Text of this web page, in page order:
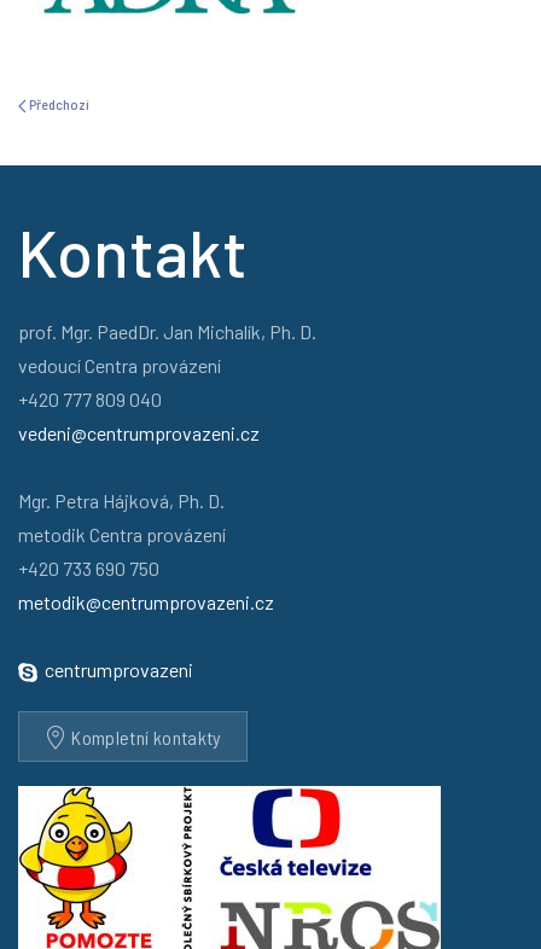
Předchozí
Kontakt
prof. Mgr. PaedDr. Jan Michalík, Ph. D.
vedoucí Centra provázení
+420 777 809 040
vedeni@centrumprovazeni.cz
Mgr. Petra Hájková, Ph. D.
metodik Centra provázení
+420 733 690 750
metodik@centrumprovazeni.cz
centrumprovazeni
Kompletní kontakty